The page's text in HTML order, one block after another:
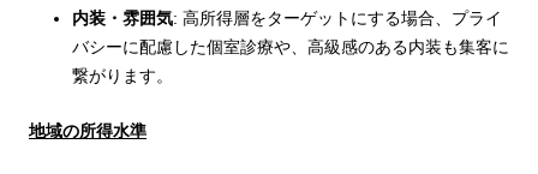
内装・雰囲気: 高所得層をターゲットにする場合、プライ
バシーに配慮した個室診療や、高級感のある内装も集客に
繋がります。
地域の所得水準